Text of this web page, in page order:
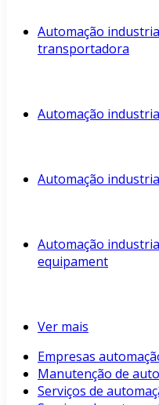
Automação
transportadora
Automação
Automação
Automação
equipament
Ver mais
Empresas
Manutenção de
Serviços de